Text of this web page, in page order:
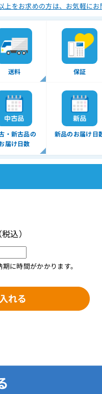
上をお求めの方は、 お気軽にお
送料 保証
・新古品の
届け日数
新品のお届け日
込）
に時間がかかります。